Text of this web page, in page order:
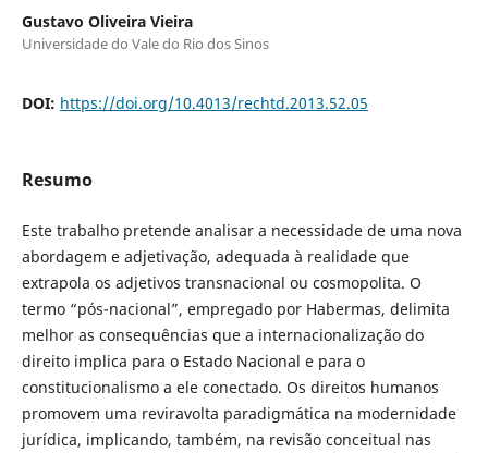
Gustavo Oliveira Vieira
Universidade do Vale do Rio dos Sinos
DOI: https://doi.org/10.4013/rechtd.2013.52.05
Resumo
Este trabalho pretende analisar a necessidade de uma nova
abordagem e adjetivação, adequada à realidade que
extrapola os adjetivos transnacional ou cosmopolita. O
termo “pós-nacional”, empregado por Habermas, delimita
melhor as consequências que a internacionalização do
direito implica para o Estado Nacional e para o
constitucionalismo a ele conectado. Os direitos humanos
promovem uma reviravolta paradigmática na modernidade
jurídica, implicando, também, na revisão conceitual nas